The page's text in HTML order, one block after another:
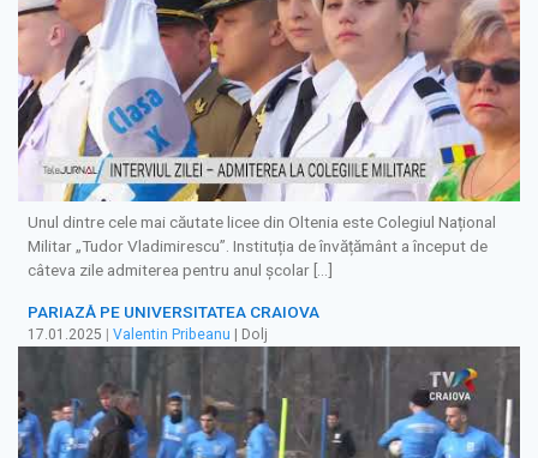
Unul dintre cele mai căutate licee din Oltenia este Colegiul Național
Militar „Tudor Vladimirescu”. Instituția de învățământ a început de
câteva zile admiterea pentru anul școlar […]
PARIAZĂ PE UNIVERSITATEA CRAIOVA
17.01.2025 | Valentin Pribeanu | Dolj